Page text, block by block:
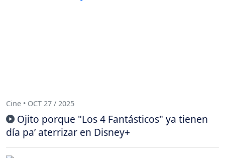
Cine • OCT 27 / 2025
Ojito porque "Los 4 Fantásticos" ya tienen
día pa’ aterrizar en Disney+